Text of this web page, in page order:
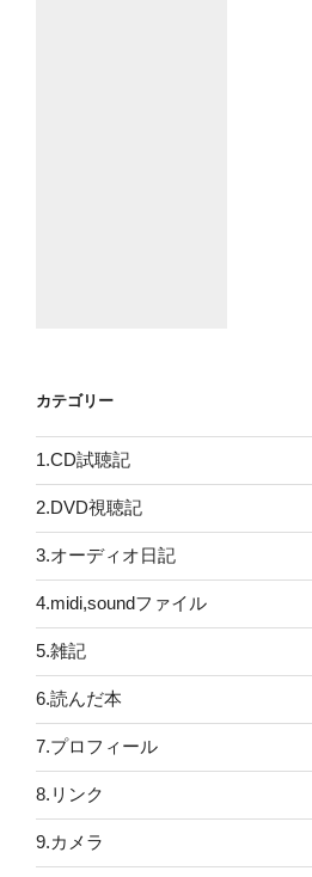
カテゴリー
1.CD試聴記
2.DVD視聴記
3.オーディオ日記
4.midi,soundファイル
5.雑記
6.読んだ本
7.プロフィール
8.リンク
9.カメラ